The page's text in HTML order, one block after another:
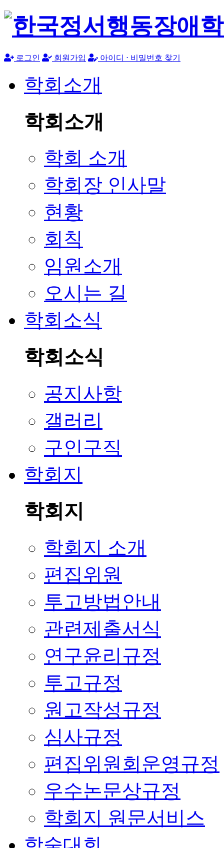
로그인 회원가입 아이디 ⋅ 비밀번호 찾기
학회소개
학회소개
학회 소개
학회장 인사말
현황
회칙
임원소개
오시는 길
학회소식
학회소식
공지사항
갤러리
구인구직
학회지
학회지
학회지 소개
편집위원
투고방법안내
관련제출서식
연구윤리규정
투고규정
원고작성규정
심사규정
편집위원회운영규정
우수논문상규정
학회지 원문서비스